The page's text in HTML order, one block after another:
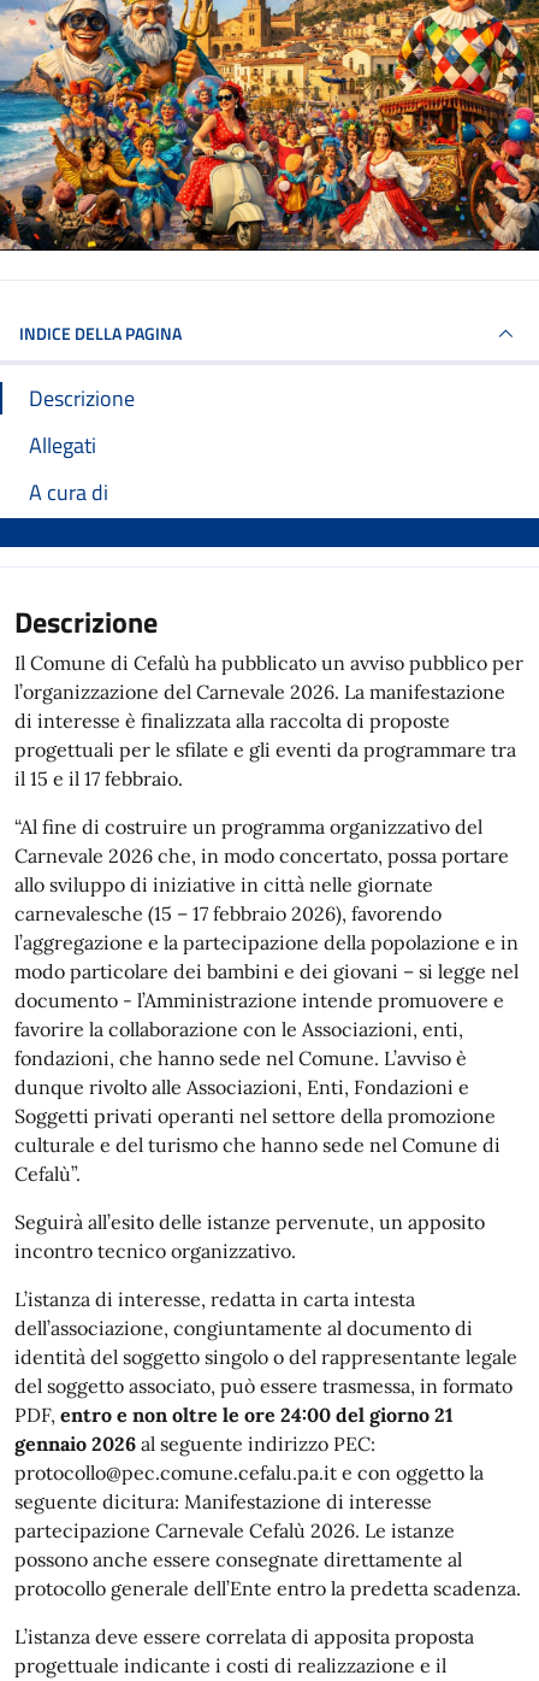
INDICE DELLA PAGINA
Descrizione
Allegati
A cura di
Descrizione
Il Comune di Cefalù ha pubblicato un avviso pubblico per
l’organizzazione del Carnevale 2026. La manifestazione
di interesse è finalizzata alla raccolta di proposte
progettuali per le sfilate e gli eventi da programmare tra
il 15 e il 17 febbraio.
“Al fine di costruire un programma organizzativo del
Carnevale 2026 che, in modo concertato, possa portare
allo sviluppo di iniziative in città nelle giornate
carnevalesche (15 – 17 febbraio 2026), favorendo
l’aggregazione e la partecipazione della popolazione e in
modo particolare dei bambini e dei giovani – si legge nel
documento - l’Amministrazione intende promuovere e
favorire la collaborazione con le Associazioni, enti,
fondazioni, che hanno sede nel Comune. L’avviso è
dunque rivolto alle Associazioni, Enti, Fondazioni e
Soggetti privati operanti nel settore della promozione
culturale e del turismo che hanno sede nel Comune di
Cefalù”.
Seguirà all’esito delle istanze pervenute, un apposito
incontro tecnico organizzativo.
L’istanza di interesse, redatta in carta intesta
dell’associazione, congiuntamente al documento di
identità del soggetto singolo o del rappresentante legale
del soggetto associato, può essere trasmessa, in formato
PDF, entro e non oltre le ore 24:00 del giorno 21
gennaio 2026 al seguente indirizzo PEC:
protocollo@pec.comune.cefalu.pa.it e con oggetto la
seguente dicitura: Manifestazione di interesse
partecipazione Carnevale Cefalù 2026. Le istanze
possono anche essere consegnate direttamente al
protocollo generale dell’Ente entro la predetta scadenza.
L’istanza deve essere correlata di apposita proposta
progettuale indicante i costi di realizzazione e il